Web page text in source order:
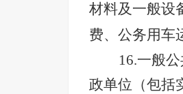
材料及一般设
费、公务用车
16.一般
政单位（包括